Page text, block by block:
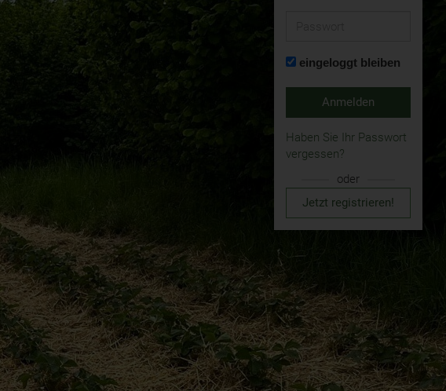
eingeloggt bleiben
Anmelden
Haben Sie Ihr Passwort
vergessen?
oder
Jetzt registrieren!